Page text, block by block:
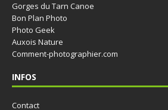
Gorges du Tarn Canoe
Bon Plan Photo
Photo Geek
Auxois Nature
Comment-photographier.com
INFOS
Contact